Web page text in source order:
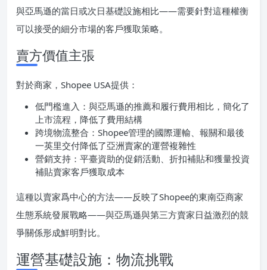
與亞馬遜的當日或次日基礎設施相比——需要針對這種權衡
可以接受的細分市場的客戶獲取策略。
賣方價值主張
對於商家，Shopee USA提供：
低門檻進入：與亞馬遜的推薦和履行費用相比，簡化了
上市流程，降低了費用結構
跨境物流整合：Shopee管理的國際運輸、報關和最後
一英里交付降低了亞洲賣家的運營複雜性
營銷支持：平臺資助的促銷活動、折扣補貼和獲量投資
補貼賣家客戶獲取成本
這種以賣家爲中心的方法——反映了Shopee的東南亞商家
生態系統發展戰略——與亞馬遜與第三方賣家日益激烈的競
爭關係形成鮮明對比。
運營基礎設施：物流挑戰